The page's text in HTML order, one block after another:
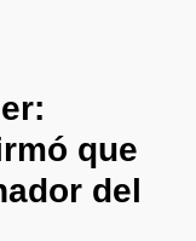
que
del